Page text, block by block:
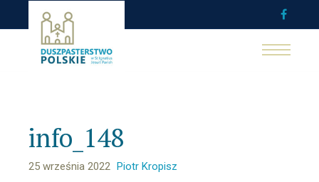
info_148
25 września 2022 Piotr Kropisz